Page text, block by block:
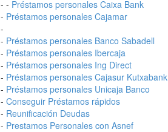
- - Préstamos personales Caixa Bank
- Préstamos personales Cajamar
-
- Préstamos personales Banco Sabadell
- Préstamos personales Ibercaja
- Préstamos personales Ing Direct
- Préstamos personales Cajasur Kutxabank
- Préstamos personales Unicaja Banco
- Conseguir Préstamos rápidos
- Reunificación Deudas
- Prestamos Personales con Asnef